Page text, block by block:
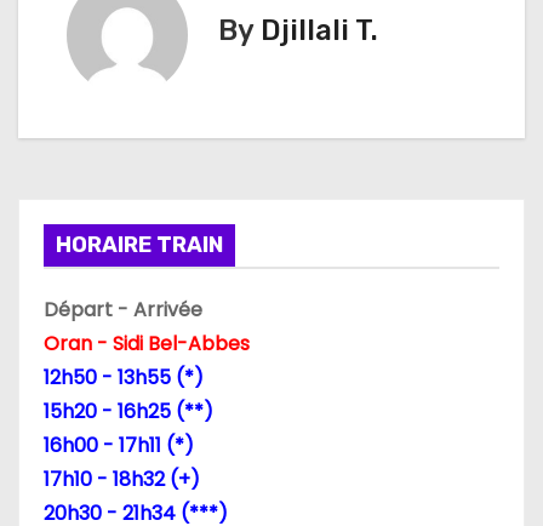
t
o
n
d
e
By Djillali T.
HORAIRE TRAIN
Départ - Arrivée
Oran - Sidi Bel-Abbes
12h50 - 13h55 (*)
15h20 - 16h25 (**)
16h00 - 17h11 (*)
17h10 - 18h32 (+)
20h30 - 21h34 (***)